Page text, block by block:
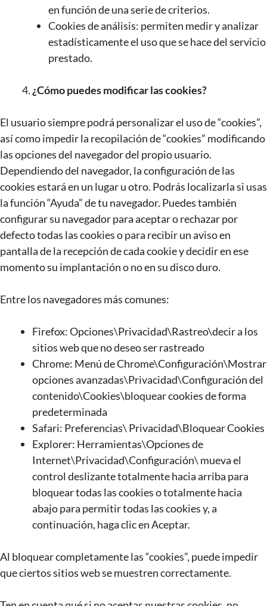
en función de una serie de criterios.
Cookies de análisis: permiten medir y analizar
estadísticamente el uso que se hace del servicio
prestado.
¿Cómo puedes modificar las cookies?
El usuario siempre podrá personalizar el uso de “cookies”,
así como impedir la recopilación de “cookies” modificando
las opciones del navegador del propio usuario.
Dependiendo del navegador, la configuración de las
cookies estará en un lugar u otro. Podrás localizarla si usas
la función “Ayuda” de tu navegador. Puedes también
configurar su navegador para aceptar o rechazar por
defecto todas las cookies o para recibir un aviso en
pantalla de la recepción de cada cookie y decidir en ese
momento su implantación o no en su disco duro.
Entre los navegadores más comunes:
Firefox: Opciones\Privacidad\Rastreo\decir a los
sitios web que no deseo ser rastreado
Chrome: Menú de Chrome\Configuración\Mostrar
opciones avanzadas\Privacidad\Configuración del
contenido\Cookies\bloquear cookies de forma
predeterminada
Safari: Preferencias\ Privacidad\Bloquear Cookies
Explorer: Herramientas\Opciones de
Internet\Privacidad\Configuración\ mueva el
control deslizante totalmente hacia arriba para
bloquear todas las cookies o totalmente hacia
abajo para permitir todas las cookies y, a
continuación, haga clic en Aceptar.
Al bloquear completamente las “cookies”, puede impedir
que ciertos sitios web se muestren correctamente.